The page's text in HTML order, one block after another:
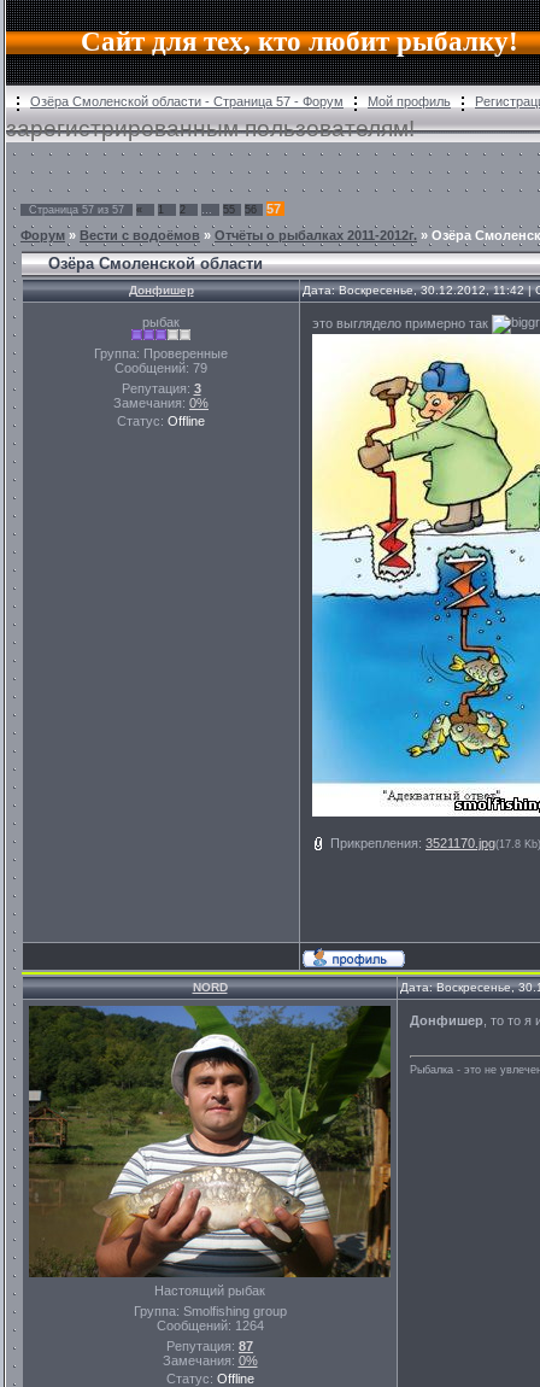
Сайт для тех, кто любит рыбалку!
Озёра Смоленской области - Страница 57 - Форум Мой профиль
зарегистрированным пользователям!
Страница 57 из 57 « 1 2 … 55 56
57
Форум » Вести с водоёмов » Отчёты о рыбалках 2011-2012г. » Озёра
Озёра Смоленской области
Донфишер Дата: Воскресенье, 30.12.2012, 11:42
рыбак
Группа: Проверенные
Сообщений: 79
Репутация: 3
Замечания: 0%
Статус: Offline
это выглядело примерно так
Прикрепления: 3521170.jpg(17.8 Kb)
NORD Дата: Воскресенье,
Настоящий рыбак
Группа: Smolfishing group
Сообщений: 1264
Репутация: 87
Замечания: 0%
Статус: Offline
Донфишер , то то
Рыбалка - это не